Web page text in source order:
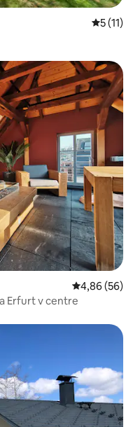
5 (11)
Priemerné
4,86 (56)
Erfurt v centre